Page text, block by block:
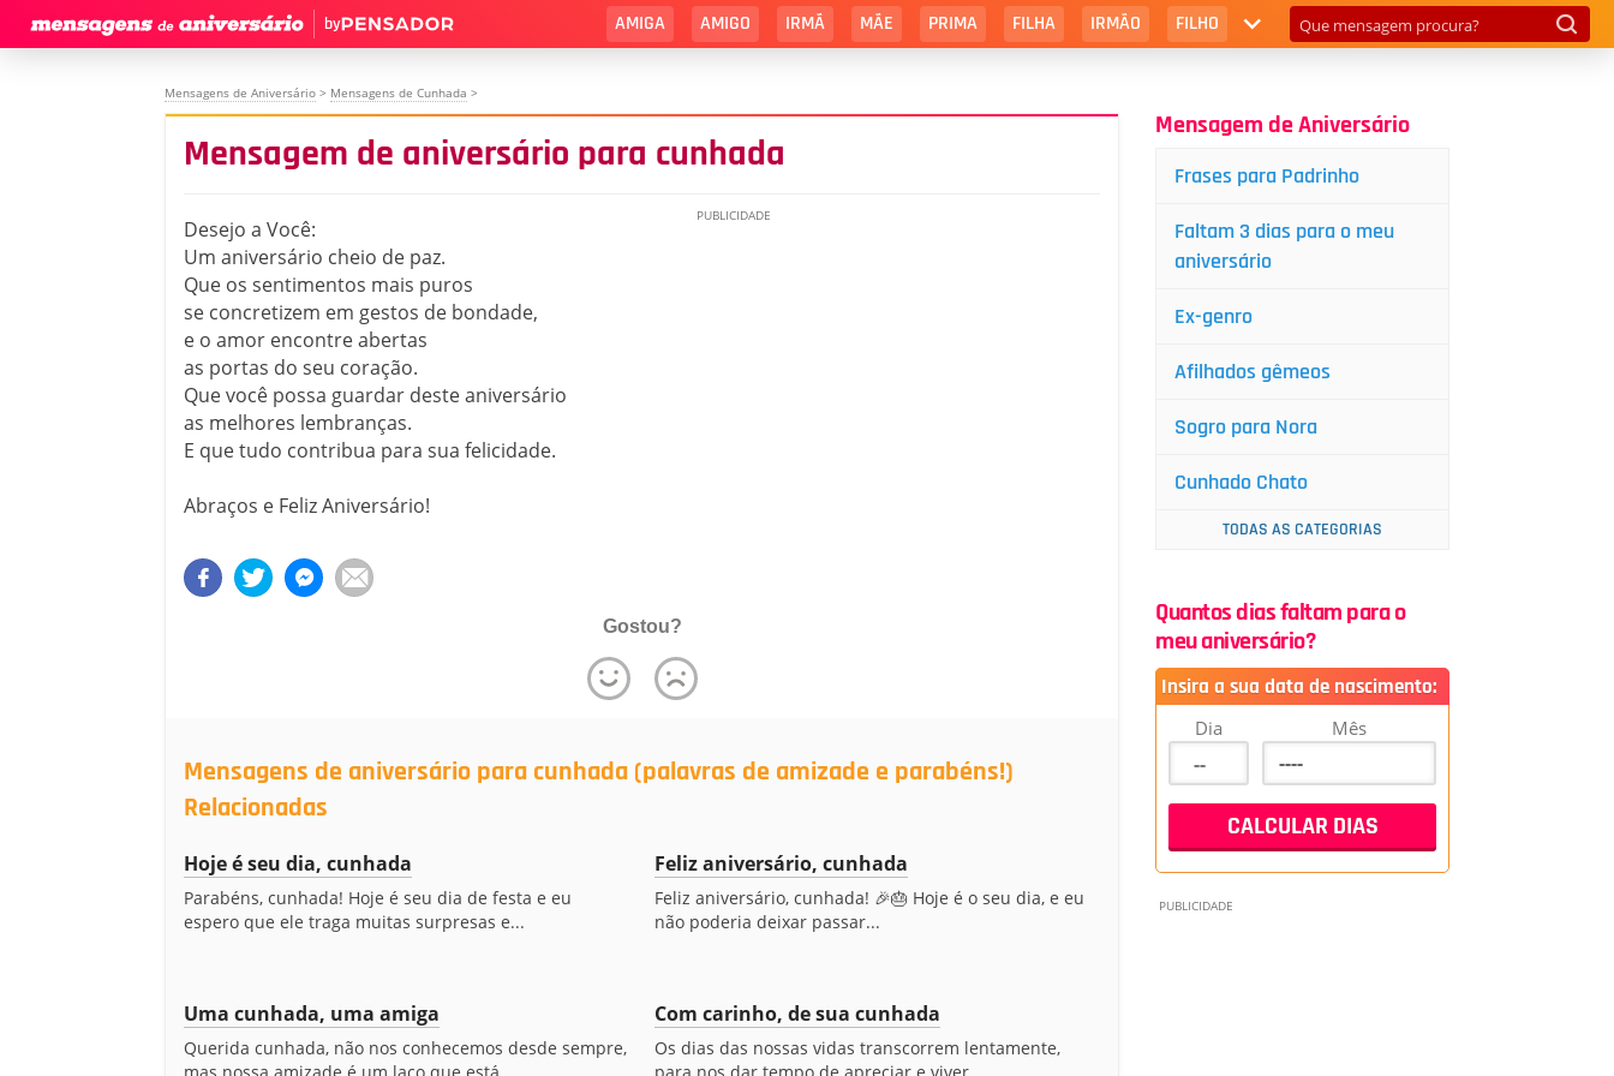
by AMIGA AMIGO IRMÃ MÃE PRIMA FILHA IRMÃO FILHO
Mensagens de Aniversário > Mensagens de Cunhada >
Mensagem de aniversário para cunhada
Desejo a Você:
Um aniversário cheio de paz.
Que os sentimentos mais puros
se concretizem em gestos de bondade,
e o amor encontre abertas
as portas do seu coração.
Que você possa guardar deste aniversário
as melhores lembranças.
E que tudo contribua para sua felicidade.
Abraços e Feliz Aniversário!
Gostou?
Mensagens de aniversário para cunhada (palavras de amizade e parabéns!)
Relacionadas
Hoje é seu dia, cunhada
Parabéns, cunhada! Hoje é seu dia de festa e eu
espero que ele traga muitas surpresas e...
Feliz aniversário, cunhada
Feliz aniversário, cunhada! 🎉🎂 Hoje é o seu dia, e eu
não poderia deixar passar...
Uma cunhada, uma amiga
Querida cunhada, não nos conhecemos desde sempre,
Com carinho, de sua cunhada
Os dias das nossas vidas transcorrem lentamente,
Mensagem de Aniversário
Frases para Padrinho
Faltam 3 dias para o meu
aniversário
Ex-genro
Afilhados gêmeos
Sogro para Nora
Cunhado Chato
TODAS AS CATEGORIAS
Quantos dias faltam para o
meu aniversário?
Insira a sua data de nascimento:
Dia Mês